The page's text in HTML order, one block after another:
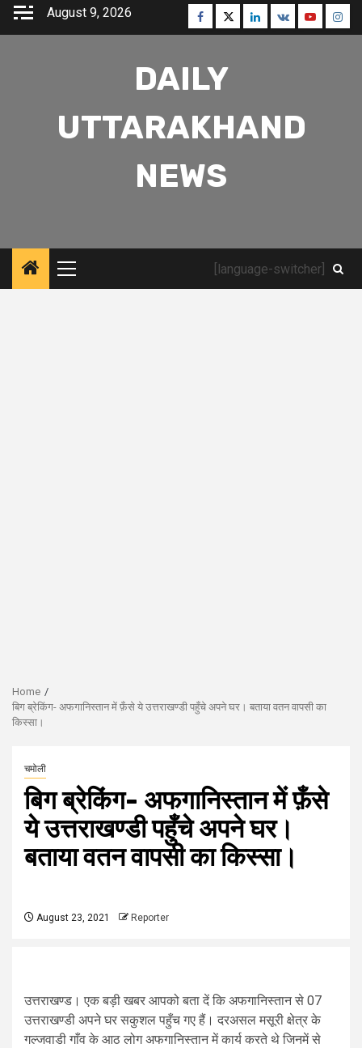
Skip
August 9, 2026 Facebook
TwitterLinkedin
VK Youtube
DAILY
UTTARAKHAND
NEWS
Primary
Menu
[language-switcher]
Home
बिग ब्रेकिंग- अफगानिस्तान में फ़ँसे ये उत्तराखण्डी पहुँचे अपने घर। बताया वतन वापसी का
किस्सा।
चमोली
बिग ब्रेकिंग- अफगानिस्तान में फ़ँसे
ये उत्तराखण्डी पहुँचे अपने घर।
बताया वतन वापसी का किस्सा।
August 23, 2021 Reporter
उत्तराखण्ड। एक बड़ी खबर आपको बता दें कि अफगानिस्तान से 07
उत्तराखण्डी अपने घर सकुशल पहुँच गए हैं। दरअसल मसूरी क्षेत्र के
गल्जवाडी गाँव के आठ लोग अफगानिस्तान में कार्य करते थे जिनमें से